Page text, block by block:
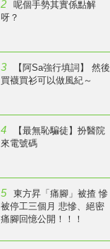
2
呢個手勢其實係點解
呀？
3
【阿Sa強行填詞】 然後
買襪買衫可以做風紀～
4
【最無恥騙徒】扮醫院
來電號碼
5
東方昇「痛腳」被揸 慘
被停工三個月 悲慘、絕密
痛腳回憶公開！！！